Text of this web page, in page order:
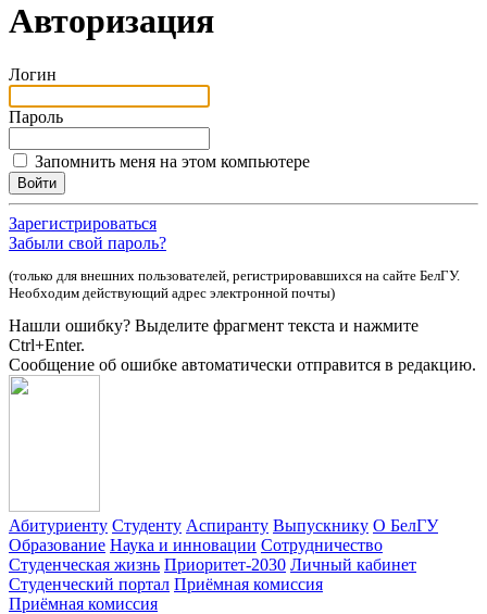
Авторизация
Логин
Пароль
Запомнить меня на этом компьютере
Зарегистрироваться
Забыли свой пароль?
(только для внешних пользователей, регистрировавшихся на сайте БелГУ.
Необходим действующий адрес электронной почты)
Нашли ошибку? Выделите фрагмент текста и нажмите
Ctrl+Enter.
Сообщение об ошибке автоматически отправится в редакцию.
Абитуриенту Студенту Аспиранту Выпускнику О БелГУ
Образование Наука и инновации Сотрудничество
Студенческая жизнь Приоритет-2030 Личный кабинет
Студенческий портал Приёмная комиссия
Приёмная комиссия